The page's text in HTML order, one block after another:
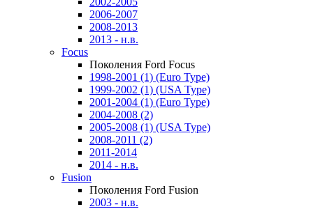
2006-2007
2008-2013
2013 - н.в.
Focus
Поколения Ford Focus
1998-2001 (1) (Euro Type)
1999-2002 (1) (USA Type)
2001-2004 (1) (Euro Type)
2004-2008 (2)
2005-2008 (1) (USA Type)
2008-2011 (2)
2011-2014
2014 - н.в.
Fusion
Поколения Ford Fusion
2003 - н.в.